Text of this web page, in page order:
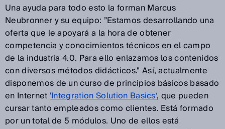
Una ayuda para todo esto la forman Marcus
Neubronner y su equipo: ”Estamos desarrollando una
oferta que le apoyará a la hora de obtener
competencia y conocimientos técnicos en el campo
de la industria 4.0. Para ello enlazamos los contenidos
con diversos métodos didácticos." Así, actualmente
disponemos de un curso de principios básicos basado
en Internet'Integration Solution Basics‘, que pueden
cursar tanto empleados como clientes. Está formado
por un total de 5 módulos. Uno de ellos está